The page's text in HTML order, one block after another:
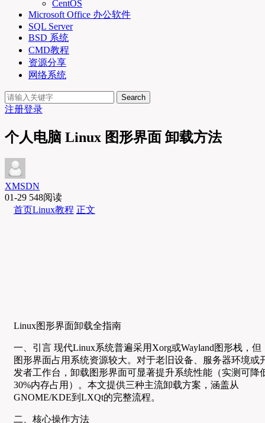
CentOS
Microsoft Office 办公软件
SQL Server
BSD 系统
CMD教程
资源分享
网络系统
Search
注册登录
个人电脑 Linux 图形界面 卸载方法
XMSDN
01-29 548阅读
首页Linux教程 正文
Linux图形界面卸载全指南
一、引言 现代Linux系统普遍采用Xorg或Wayland图形栈，但
图形界面占用系统资源较大。对于老旧设备、服务器环境或
发者工作台，卸载图形界面可显著提升系统性能（实测可降
30%内存占用）。本文提供三种主流卸载方案，涵盖从
GNOME/KDE到LXQt的完整流程。
二、核心操作方法